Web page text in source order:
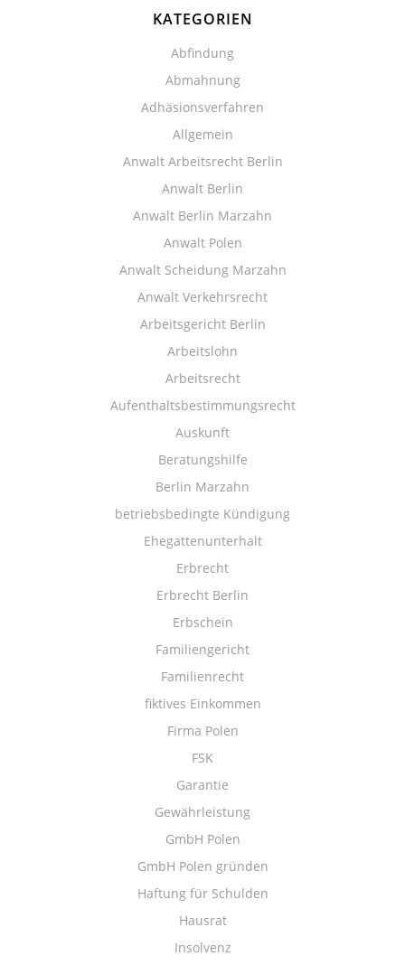
KATEGORIEN
Abfindung
Abmahnung
Adhäsionsverfahren
Allgemein
Anwalt Arbeitsrecht Berlin
Anwalt Berlin
Anwalt Berlin Marzahn
Anwalt Polen
Anwalt Scheidung Marzahn
Anwalt Verkehrsrecht
Arbeitsgericht Berlin
Arbeitslohn
Arbeitsrecht
Aufenthaltsbestimmungsrecht
Auskunft
Beratungshilfe
Berlin Marzahn
betriebsbedingte Kündigung
Ehegattenunterhalt
Erbrecht
Erbrecht Berlin
Erbschein
Familiengericht
Familienrecht
fiktives Einkommen
Firma Polen
FSK
Garantie
Gewährleistung
GmbH Polen
GmbH Polen gründen
Haftung für Schulden
Hausrat
Insolvenz